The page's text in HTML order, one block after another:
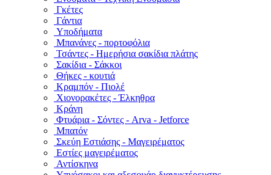
Γκέτες
Γάντια
Υποδήματα
Μπανάνες - πορτοφόλια
Τσάντες - Ημερήσια σακίδια πλάτης
Σακίδια - Σάκκοι
Θήκες - κουτιά
Κραμπόν - Πιολέ
Χιονορακέτες - Έλκηθρα
Κράνη
Φτυάρια - Σόντες - Arva - Jetforce
Μπατόν
Σκεύη Εστιάσης - Μαγειρέματος
Εστίες μαγειρέματος
Αντίσκηνα